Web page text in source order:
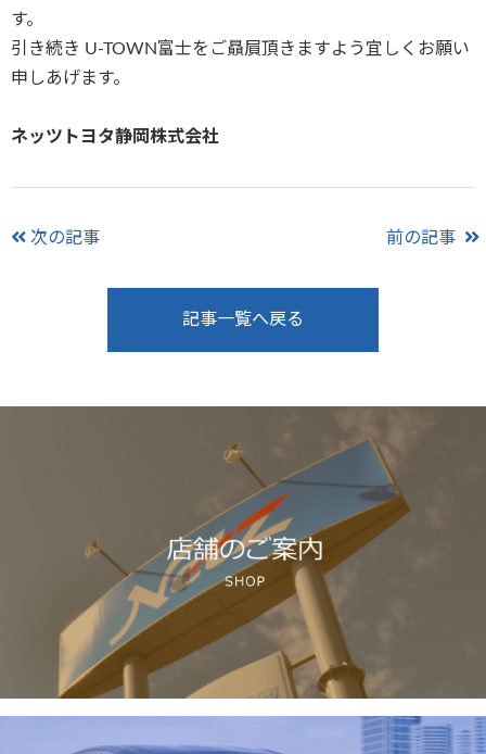
す。
引き続き U-TOWN富士をご贔屓頂きますよう宜しくお願い
申しあげます。
ネッツトヨタ静岡株式会社
次の記事 前の記事
記事一覧へ戻る